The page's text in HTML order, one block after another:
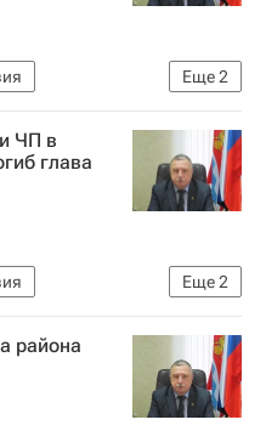
Еще2
Островский
ЧП в
глава
Еще2
область)
района